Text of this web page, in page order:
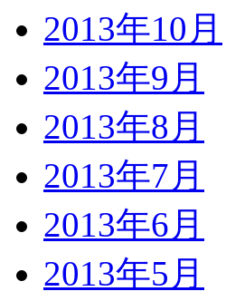
2013年10月
2013年9月
2013年8月
2013年7月
2013年6月
2013年5月